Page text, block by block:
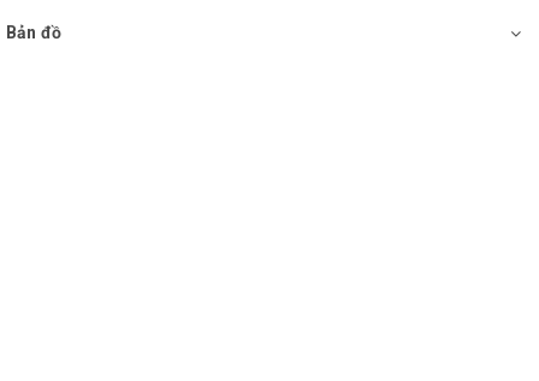
ca hát thú vị cho người dùng. Micro sử dụng băng
Bản đồ